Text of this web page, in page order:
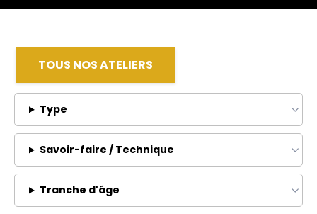
TOUS NOS ATELIERS
Type
Savoir-faire / Technique
Tranche d'âge